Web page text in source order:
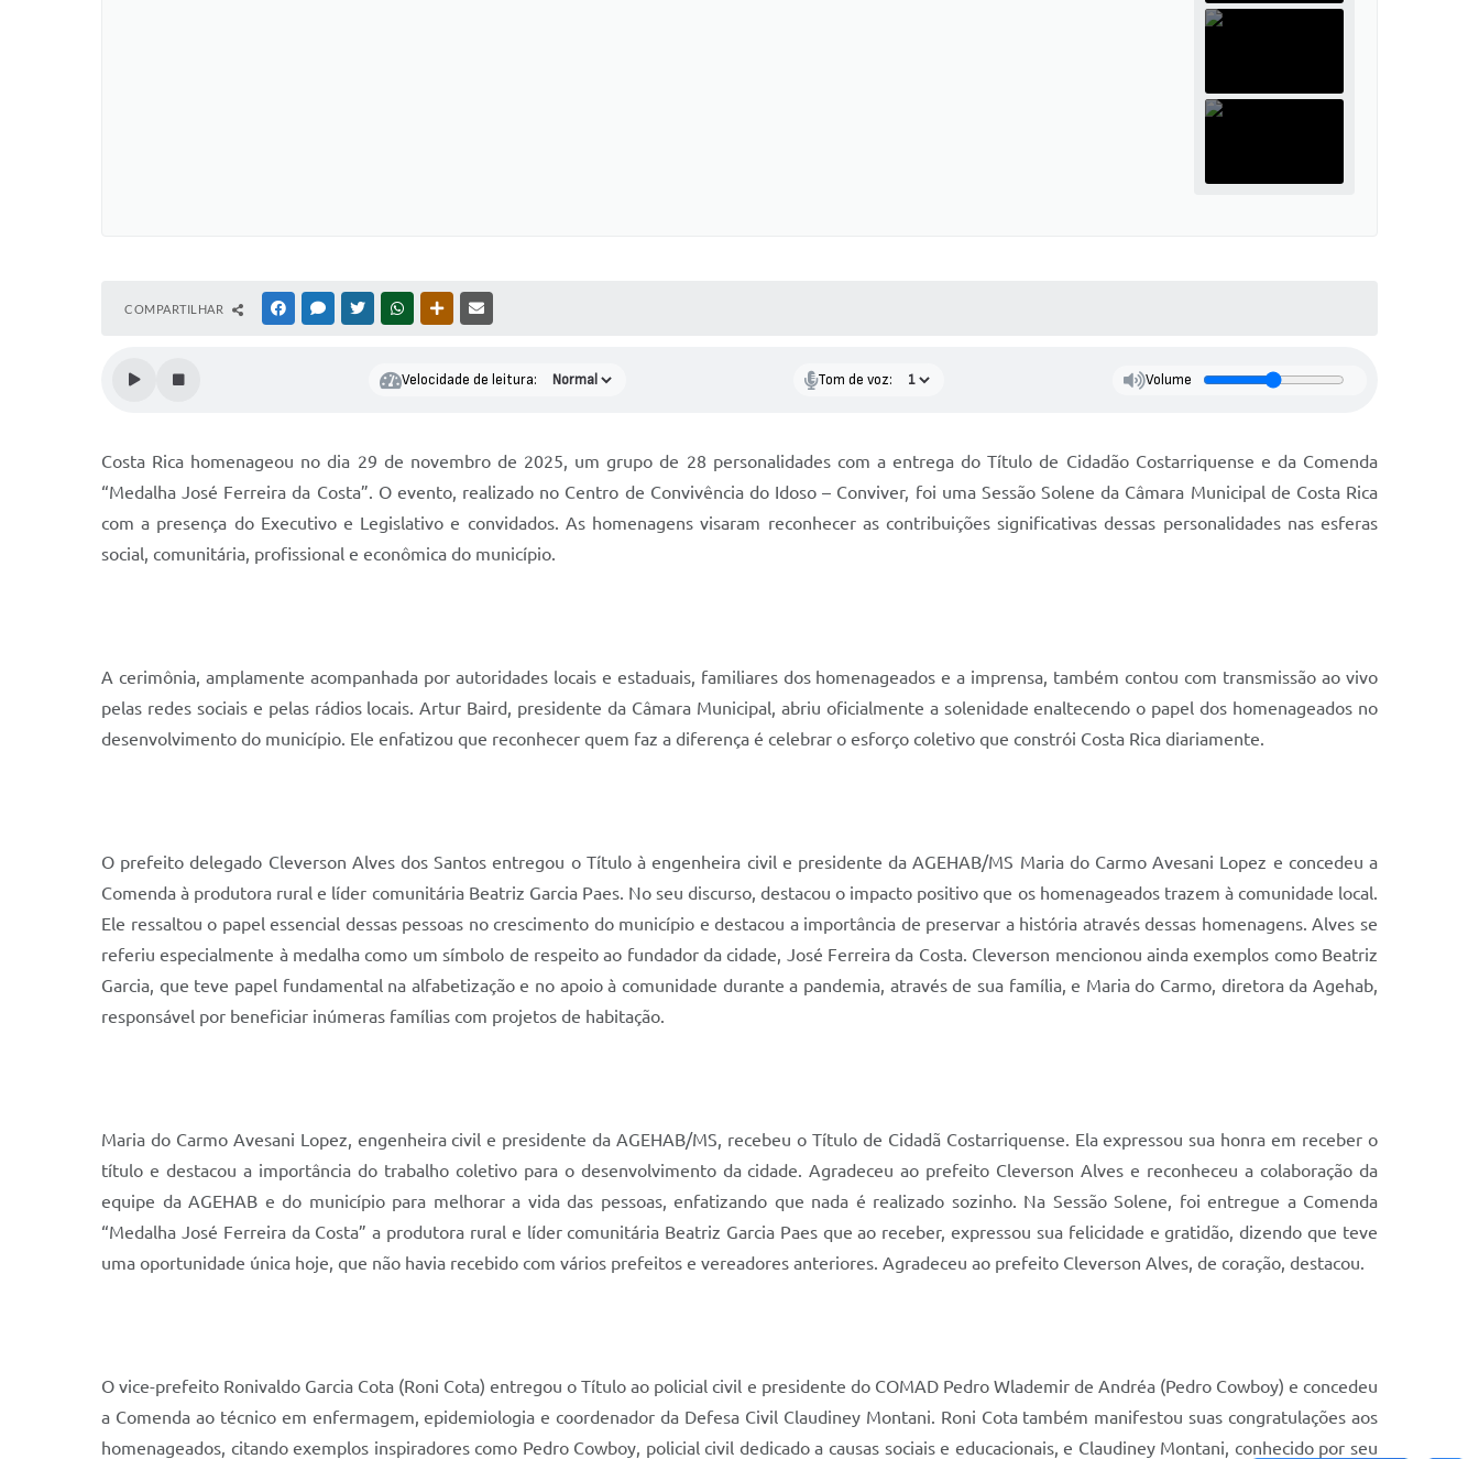
COMPARTILHAR FACEBOOKMESSENGER
TWITTERWHATSAPPOUTRAS MÍDIAS
Velocidade de leitura: Tom de voz: Volume
Costa Rica homenageou no dia 29 de novembro de 2025, um grupo de 28 personalidades com a entrega do Título de Cidadão Costarriquense e da Comenda
“Medalha José Ferreira da Costa”. O evento, realizado no Centro de Convivência do Idoso – Conviver, foi uma Sessão Solene da Câmara Municipal de Costa Rica
com a presença do Executivo e Legislativo e convidados. As homenagens visaram reconhecer as contribuições significativas dessas personalidades nas esferas
social, comunitária, profissional e econômica do município.
A cerimônia, amplamente acompanhada por autoridades locais e estaduais, familiares dos homenageados e a imprensa, também contou com transmissão ao vivo
pelas redes sociais e pelas rádios locais. Artur Baird, presidente da Câmara Municipal, abriu oficialmente a solenidade enaltecendo o papel dos homenageados no
desenvolvimento do município. Ele enfatizou que reconhecer quem faz a diferença é celebrar o esforço coletivo que constrói Costa Rica diariamente.
O prefeito delegado Cleverson Alves dos Santos entregou o Título à engenheira civil e presidente da AGEHAB/MS Maria do Carmo Avesani Lopez e concedeu a
Comenda à produtora rural e líder comunitária Beatriz Garcia Paes. No seu discurso, destacou o impacto positivo que os homenageados trazem à comunidade local.
Ele ressaltou o papel essencial dessas pessoas no crescimento do município e destacou a importância de preservar a história através dessas homenagens. Alves se
referiu especialmente à medalha como um símbolo de respeito ao fundador da cidade, José Ferreira da Costa. Cleverson mencionou ainda exemplos como Beatriz
Garcia, que teve papel fundamental na alfabetização e no apoio à comunidade durante a pandemia, através de sua família, e Maria do Carmo, diretora da Agehab,
responsável por beneficiar inúmeras famílias com projetos de habitação.
Maria do Carmo Avesani Lopez, engenheira civil e presidente da AGEHAB/MS, recebeu o Título de Cidadã Costarriquense. Ela expressou sua honra em receber o
título e destacou a importância do trabalho coletivo para o desenvolvimento da cidade. Agradeceu ao prefeito Cleverson Alves e reconheceu a colaboração da
equipe da AGEHAB e do município para melhorar a vida das pessoas, enfatizando que nada é realizado sozinho. Na Sessão Solene, foi entregue a Comenda
“Medalha José Ferreira da Costa” a produtora rural e líder comunitária Beatriz Garcia Paes que ao receber, expressou sua felicidade e gratidão, dizendo que teve
uma oportunidade única hoje, que não havia recebido com vários prefeitos e vereadores anteriores. Agradeceu ao prefeito Cleverson Alves, de coração, destacou.
O vice-prefeito Ronivaldo Garcia Cota (Roni Cota) entregou o Título ao policial civil e presidente do COMAD Pedro Wlademir de Andréa (Pedro Cowboy) e concedeu
a Comenda ao técnico em enfermagem, epidemiologia e coordenador da Defesa Civil Claudiney Montani. Roni Cota também manifestou suas congratulações aos
homenageados, citando exemplos inspiradores como Pedro Cowboy, policial civil dedicado a causas sociais e educacionais, e Claudiney Montani, conhecido por seu